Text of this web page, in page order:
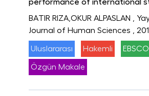
performance of international
BATIR RIZA,OKUR ALPASLAN
,
Journal of Human Sciences
,
Uluslararası Hakemli EBSCO
Özgün Makale